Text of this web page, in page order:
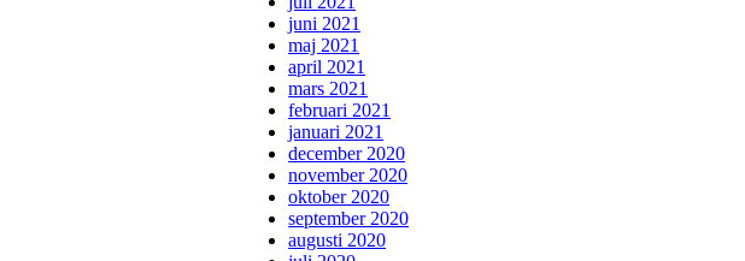
juni 2021
maj 2021
april 2021
mars 2021
februari 2021
januari 2021
december 2020
november 2020
oktober 2020
september 2020
augusti 2020